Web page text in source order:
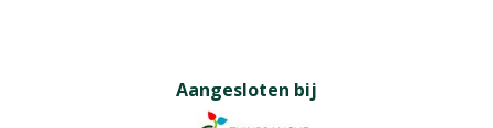
Aangesloten bij